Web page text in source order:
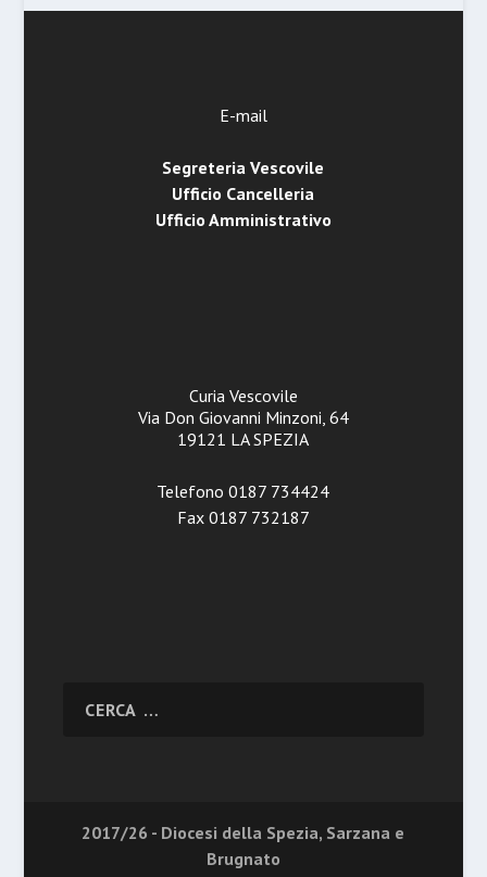
E-mail
Segreteria Vescovile
Ufficio Cancelleria
Ufficio Amministrativo
Curia Vescovile
Via Don Giovanni Minzoni, 64
19121 LA SPEZIA
Telefono 0187 734424
Fax 0187 732187
2017/26 - Diocesi della Spezia, Sarzana e
Brugnato